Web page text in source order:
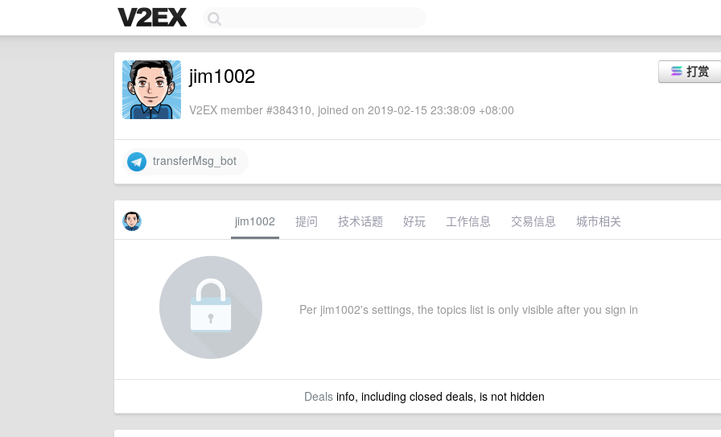
打赏
jim1002
V2EX member #384310, joined on 2019-02-15 23:38:09 +08:00
transferMsg_bot
jim1002 提问 技术话题 好玩 工作信息 交易信息 城市相关
Per jim1002's settings, the topics list is only visible after you sign in
Dealsinfo, including closed deals, is not hidden